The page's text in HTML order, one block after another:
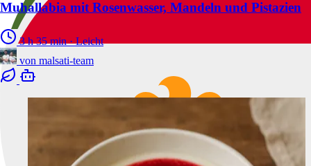
Muhallabia mit Rosenwasser, Mandeln und Pistazien
3 h 35 min ·Leicht
von malsati-team